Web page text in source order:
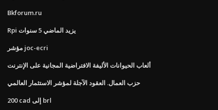
Bkforum.ru
Rpi يزيد الماضي 5 سنوات
مؤشر joc-ecri
ألعاب الحيوانات الأليفة الافتراضية المجانية على الإنترنت
حزب العمال. العقود الآجلة لمؤشر الاستثمار العالمي
200 cad إلى brl